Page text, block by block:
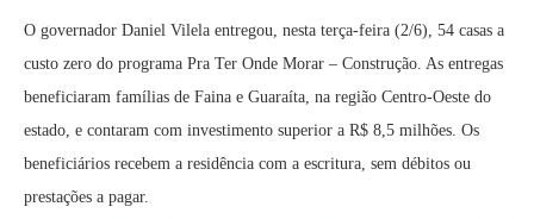
O governador Daniel Vilela entregou, nesta terça-feira (2/6), 54 casas a
custo zero do programa Pra Ter Onde Morar – Construção. As entregas
beneficiaram famílias de Faina e Guaraíta, na região Centro-Oeste do
estado, e contaram com investimento superior a R$ 8,5 milhões. Os
beneficiários recebem a residência com a escritura, sem débitos ou
prestações a pagar.